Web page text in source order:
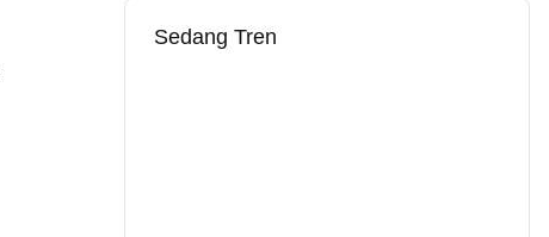
Sedang Tren